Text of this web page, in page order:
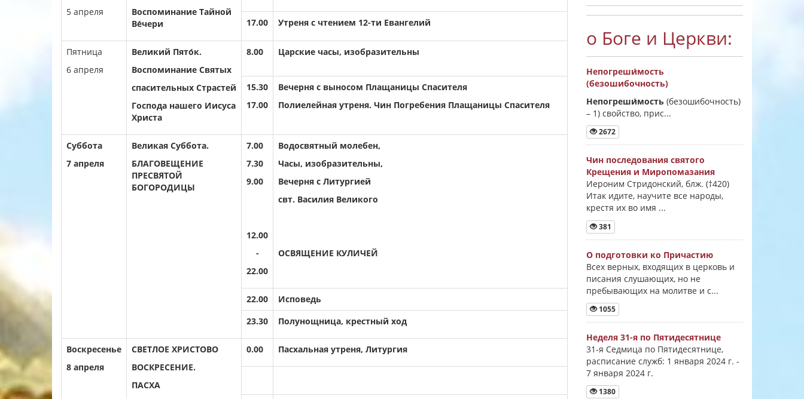
5 апреля
Воспоминание Тайной
Ве́чери
17.00 Утреня с чтением 12-ти Евангелий
Пятница
6 апреля
Великий Пято́к.
Воспоминание Святых
спасительных Страстей
Господа нашего Иисуса
Христа
8.00 Царские часы, изобразительны
15.30
17.00
Вечерня с выносом Плащаницы Спасителя
Полиелейная утреня. Чин Погребения Плащаницы Спасителя
Суббота
7 апреля
Великая Суббота.
БЛАГОВЕЩЕНИЕ
ПРЕСВЯТОЙ
БОГОРОДИЦЫ
7.00
7.30
9.00
12.00
-
22.00
Водосвятный молебен,
Часы, изобразительны,
Вечерня с Литургией
свт. Василия Великого
ОСВЯЩЕНИЕ КУЛИЧЕЙ
22.00
Исповедь
23.30
Полунощница, крестный ход
Воскресенье
8 апреля
СВЕТЛОЕ ХРИСТОВО
ВОСКРЕСЕНИЕ.
ПАСХА
0.00 Пасхальная утреня, Литургия
о Боге и Церкви:
Непогреши́мость
(безошибочность)
Непогреши́мость (безошибочность)
–1) свойство, прис...
2672
Чин последования святого
Крещения и Миропомазания
Иероним Стридонский, блж. (†420)
Итак идите, научите все народы,
крестя их во имя ...
381
О подготовки ко Причастию
Всех верных, входящих в церковь и
писания слушающих, но не
пребывающих на молитве и с...
1055
Неделя 31-я по Пятидесятнице
31-я Седмица по Пятидесятнице,
расписание служб: 1 января 2024 г. -
7 января 2024 г.
1380